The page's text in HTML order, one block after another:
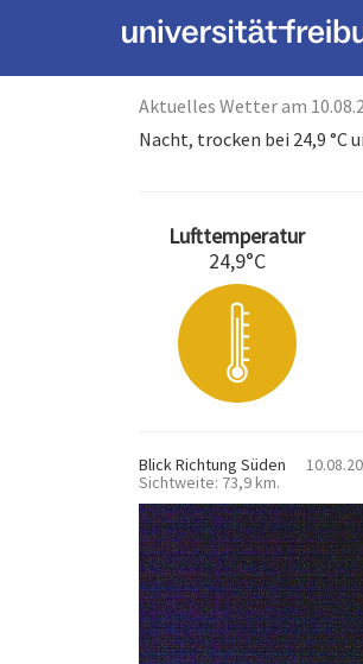
Aktuelles Wetter am
Nacht, trocken bei 24,9 °C
Lufttemperatur
24,9°C
Blick Richtung Süden
Sichtweite: 73,9 km.